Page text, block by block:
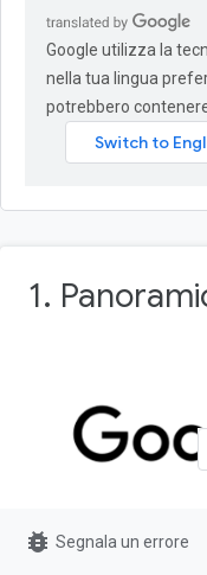
Google utilizza la
nella tua lingua
potrebbero
1.
Questo codelab ti
bug_report Segnala un errore